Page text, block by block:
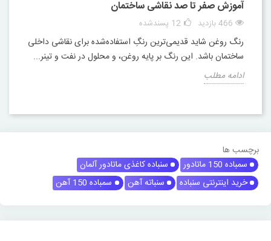
آموزش صفر تا صد نقاشی ساختمان
466 بازدید 12 پسندشده
رنگ روغن شاید قدیمی‌ترین رنگِ استفاده‌شده برای نقاشی داخلی
ساختمان باشد. این رنگ بر پایه روغن، و محلول در نفت و تینر...
ادامه مطلب
برچسب ها
سمباده 150 ماتادور
سنباده کاغذی ماتادور آلمان
خرید اینترنتی سنباده
سنباته آهن سمباده 150 آهن